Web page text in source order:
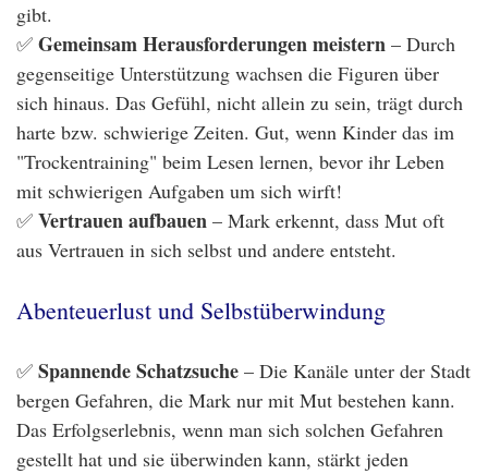
gibt.
✅ Gemeinsam Herausforderungen meistern – Durch
gegenseitige Unterstützung wachsen die Figuren über
sich hinaus. Das Gefühl, nicht allein zu sein, trägt durch
harte bzw. schwierige Zeiten. Gut, wenn Kinder das im
"Trockentraining" beim Lesen lernen, bevor ihr Leben
mit schwierigen Aufgaben um sich wirft!
✅ Vertrauen aufbauen – Mark erkennt, dass Mut oft
aus Vertrauen in sich selbst und andere entsteht.
Abenteuerlust und Selbstüberwindung
✅ Spannende Schatzsuche – Die Kanäle unter der Stadt
bergen Gefahren, die Mark nur mit Mut bestehen kann.
Das Erfolgserlebnis, wenn man sich solchen Gefahren
gestellt hat und sie überwinden kann, stärkt jeden